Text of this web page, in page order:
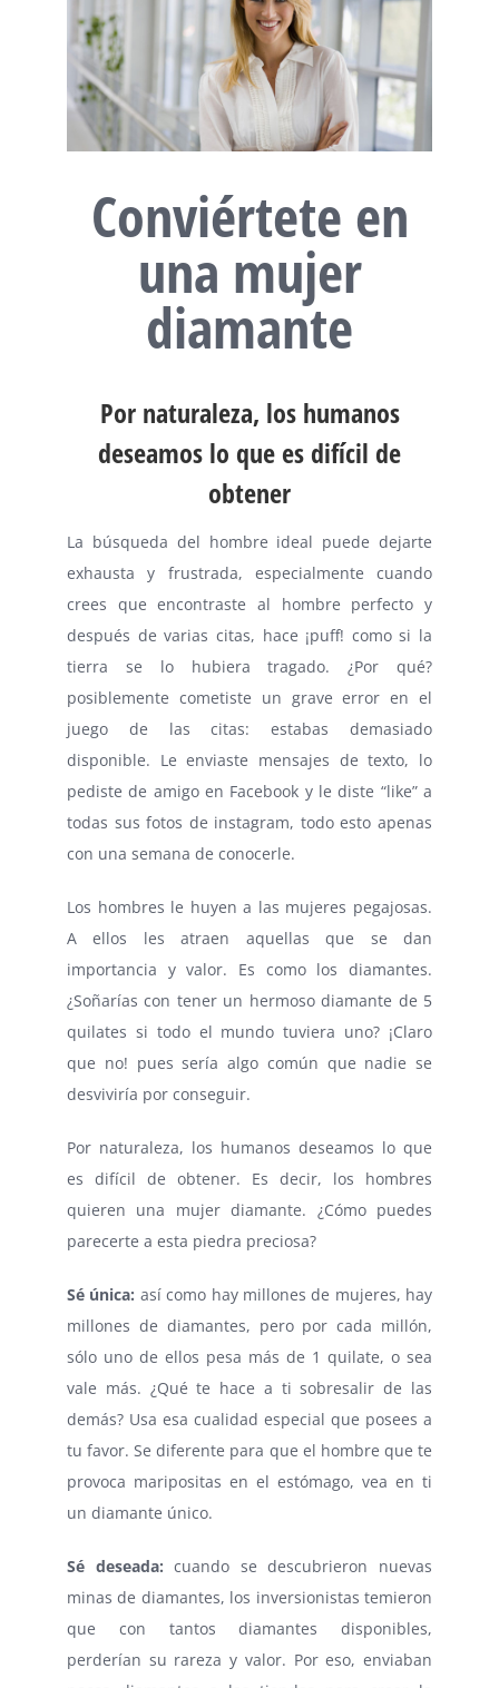
Conviértete en
una mujer
diamante
Por naturaleza, los humanos
deseamos lo que es difícil de
obtener
La búsqueda del hombre ideal puede dejarte
exhausta y frustrada, especialmente cuando
crees que encontraste al hombre perfecto y
después de varias citas, hace ¡puff! como si la
tierra se lo hubiera tragado. ¿Por qué?
posiblemente cometiste un grave error en el
juego de las citas: estabas demasiado
disponible. Le enviaste mensajes de texto, lo
pediste de amigo en Facebook y le diste “like” a
todas sus fotos de instagram, todo esto apenas
con una semana de conocerle.
Los hombres le huyen a las mujeres pegajosas.
A ellos les atraen aquellas que se dan
importancia y valor. Es como los diamantes.
¿Soñarías con tener un hermoso diamante de 5
quilates si todo el mundo tuviera uno? ¡Claro
que no! pues sería algo común que nadie se
desviviría por conseguir.
Por naturaleza, los humanos deseamos lo que
es difícil de obtener. Es decir, los hombres
quieren una mujer diamante. ¿Cómo puedes
parecerte a esta piedra preciosa?
Sé única: así como hay millones de mujeres, hay
millones de diamantes, pero por cada millón,
sólo uno de ellos pesa más de 1 quilate, o sea
vale más. ¿Qué te hace a ti sobresalir de las
demás? Usa esa cualidad especial que posees a
tu favor. Se diferente para que el hombre que te
provoca maripositas en el estómago, vea en ti
un diamante único.
Sé deseada: cuando se descubrieron nuevas
minas de diamantes, los inversionistas temieron
que con tantos diamantes disponibles,
perderían su rareza y valor. Por eso, enviaban